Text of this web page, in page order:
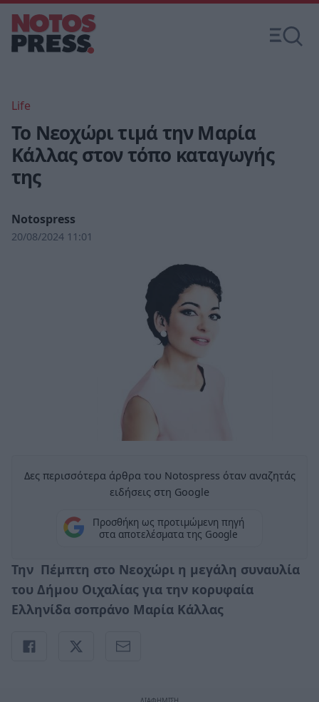
Life
Το Νεοχώρι τιμά την Μαρία
Κάλλας στον τόπο καταγωγής
της
Notospress
20/08/2024 11:01
Δες περισσότερα άρθρα του Notospress όταν αναζητάς
ειδήσεις στη Google
Προσθήκη ως προτιμώμενη πηγή
στα αποτελέσματα της Google
Την Πέμπτη στο Νεοχώρι η μεγάλη συναυλία
του Δήμου Οιχαλίας για την κορυφαία
Ελληνίδα σοπράνο Μαρία Κάλλας